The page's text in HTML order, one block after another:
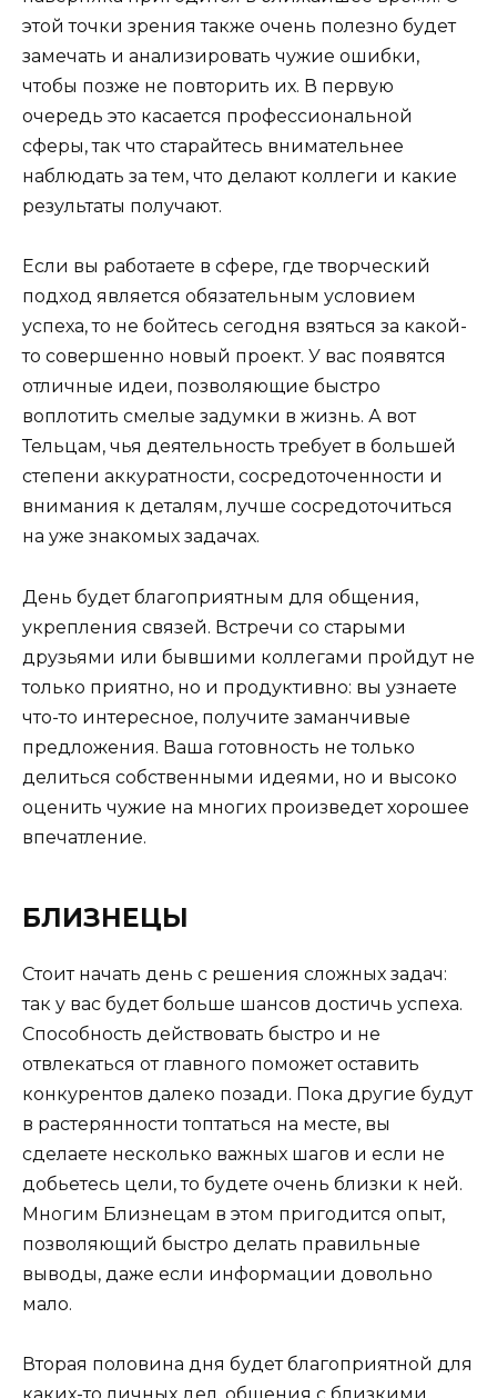
этой точки зрения также очень полезно будет
замечать и анализировать чужие ошибки,
чтобы позже не повторить их. В первую
очередь это касается профессиональной
сферы, так что старайтесь внимательнее
наблюдать за тем, что делают коллеги и какие
результаты получают.
Если вы работаете в сфере, где творческий
подход является обязательным условием
успеха, то не бойтесь сегодня взяться за какой-
то совершенно новый проект. У вас появятся
отличные идеи, позволяющие быстро
воплотить смелые задумки в жизнь. А вот
Тельцам, чья деятельность требует в большей
степени аккуратности, сосредоточенности и
внимания к деталям, лучше сосредоточиться
на уже знакомых задачах.
День будет благоприятным для общения,
укрепления связей. Встречи со старыми
друзьями или бывшими коллегами пройдут не
только приятно, но и продуктивно: вы узнаете
что-то интересное, получите заманчивые
предложения. Ваша готовность не только
делиться собственными идеями, но и высоко
оценить чужие на многих произведет хорошее
впечатление.
БЛИЗНЕЦЫ
Стоит начать день с решения сложных задач:
так у вас будет больше шансов достичь успеха.
Способность действовать быстро и не
отвлекаться от главного поможет оставить
конкурентов далеко позади. Пока другие будут
в растерянности топтаться на месте, вы
сделаете несколько важных шагов и если не
добьетесь цели, то будете очень близки к ней.
Многим Близнецам в этом пригодится опыт,
позволяющий быстро делать правильные
выводы, даже если информации довольно
мало.
Вторая половина дня будет благоприятной для